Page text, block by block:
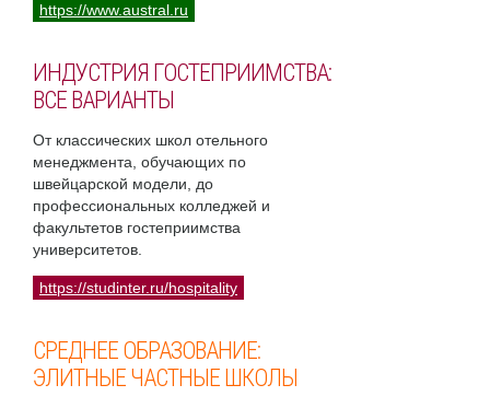
https://www.austral.ru
ИНДУСТРИЯ ГОСТЕПРИИМСТВА:
ВСЕ ВАРИАНТЫ
От классических школ отельного
менеджмента, обучающих по
швейцарской модели, до
профессиональных колледжей и
факультетов гостеприимства
университетов.
https://studinter.ru/hospitality
СРЕДНЕЕ ОБРАЗОВАНИЕ:
ЭЛИТНЫЕ ЧАСТНЫЕ ШКОЛЫ